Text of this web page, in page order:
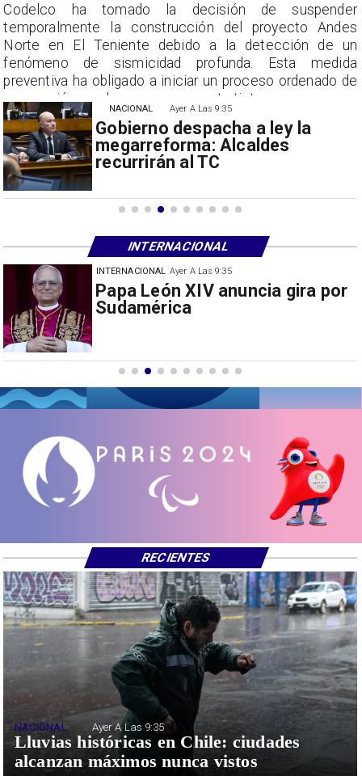
30/07/2026
Milei prohíbe ingreso de
extranjeros con mensajes de
INTERNACIONAL
Ayer A Las 9:35
Gobierno despacha a ley la
megarreforma: Alcaldes
recurrirán al TC
NACIONAL
Codelco ha tomado la decisión de suspender
temporalmente la construcción del proyecto Andes
Norte en El Teniente debido a la detección de un
fenómeno de sismicidad profunda. Esta medida
preventiva ha obligado a iniciar un proceso ordenado de
suspensión con las empresas contratistas.
INTERNACIONAL
Lluvias históricas en Chile: ciudades
alcanzan máximos nunca vistos
NACIONAL Ayer A Las 9:35
RECIENTES